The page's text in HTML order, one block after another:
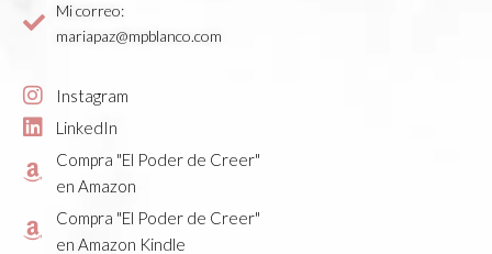
Mi correo:
mariapaz@mpblanco.com
Instagram
LinkedIn
Compra "El Poder de Creer"
en Amazon
Compra "El Poder de Creer"
en Amazon Kindle